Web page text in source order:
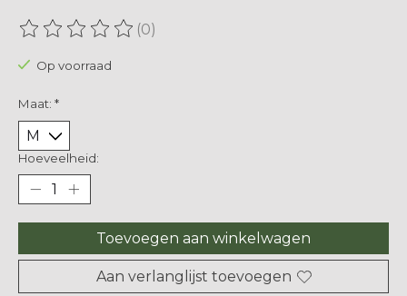
De beoordeling van dit product is
(0)
Op voorraad
Maat: *
Hoeveelheid:
Toevoegen aan winkelwagen
Aan verlanglijst toevoegen